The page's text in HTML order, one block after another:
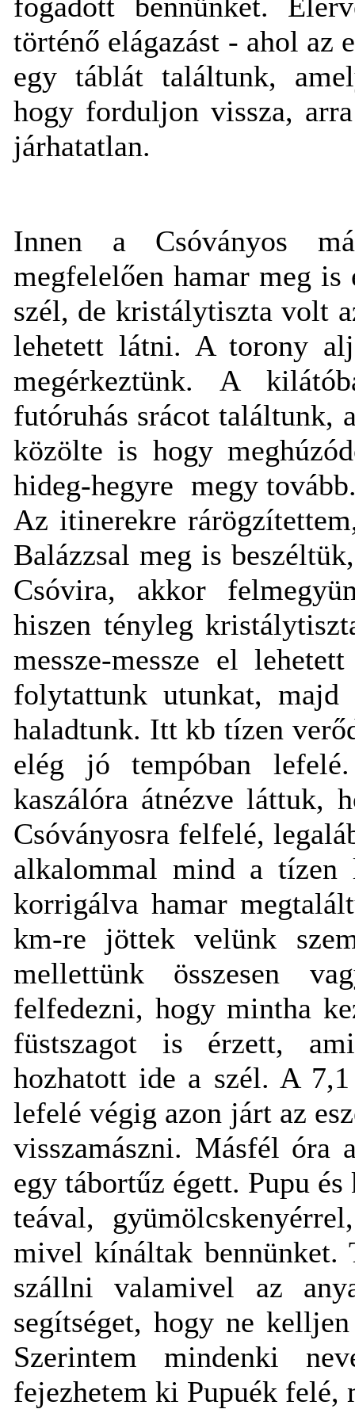
történő elágazást - ahol az
egy táblát találtunk,
hogy forduljon vissza,
járhatatlan.
Innen a Csóványos
megfelelően hamar meg
szél, de kristálytiszta volt
lehetett látni. A torony
megérkeztünk. A
futóruhás srácot találtunk,
közölte is hogy
hideg-hegyre megy
Az itinerekre
Balázzsal meg is
Csóvira, akkor
hiszen tényleg
messze-messze el
folytattunk utunkat,
haladtunk. Itt kb tízen
elég jó tempóban
kaszálóra átnézve láttuk,
Csóványosra felfelé,
alkalommal mind a
korrigálva hamar
km-re jöttek velünk
mellettünk összesen
felfedezni, hogy mintha
füstszagot is érzett,
hozhatott ide a szél. A
lefelé végig azon járt az
visszamászni. Másfél óra
egy tábortűz égett. Pupu
teával,
mivel kínáltak bennünket.
szállni valamivel az
segítséget, hogy ne
Szerintem mindenki
fejezhetem ki Pupuék